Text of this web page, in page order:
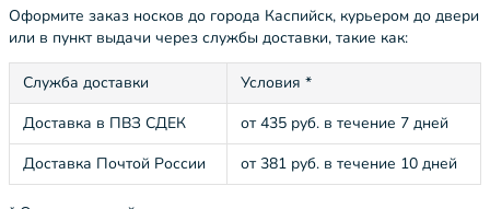
Оформите заказ носков до города Каспийск, курьером до двери
или в пункт выдачи через службы доставки, такие как:
Служба доставки
Условия *
Доставка в ПВЗ СДЕК
от 435 руб. в течение 7 дней
Доставка Почтой России
от 381 руб. в течение 10 дней